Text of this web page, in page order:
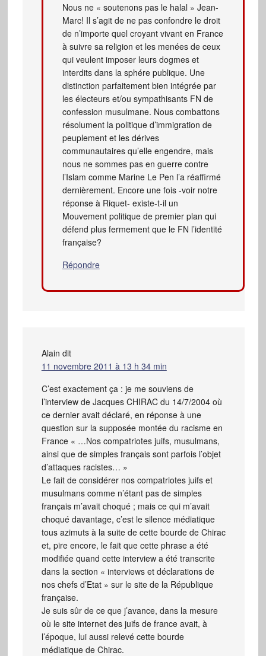
Nous ne « soutenons pas le halal » Jean-
Marc! Il s’agit de ne pas confondre le droit
de n’importe quel croyant vivant en France
à suivre sa religion et les menées de ceux
qui veulent imposer leurs dogmes et
interdits dans la sphére publique. Une
distinction parfaitement bien intégrée par
les électeurs et/ou sympathisants FN de
confession musulmane. Nous combattons
résolument la politique d’immigration de
peuplement et les dérives
communautaires qu’elle engendre, mais
nous ne sommes pas en guerre contre
l’Islam comme Marine Le Pen l’a réaffirmé
dernièrement. Encore une fois -voir notre
réponse à Riquet- existe-t-il un
Mouvement politique de premier plan qui
défend plus fermement que le FN l’identité
française?
Répondre
Alain dit
11 novembre 2011 à 13 h 34 min
C’est exactement ça : je me souviens de
l’interview de Jacques CHIRAC du 14/7/2004 où
ce dernier avait déclaré, en réponse à une
question sur la supposée montée du racisme en
France « …Nos compatriotes juifs, musulmans,
ainsi que de simples français sont parfois l’objet
d’attaques racistes… »
Le fait de considérer nos compatriotes juifs et
musulmans comme n’étant pas de simples
français m’avait choqué ; mais ce qui m’avait
choqué davantage, c’est le silence médiatique
tous azimuts à la suite de cette bourde de Chirac
et, pire encore, le fait que cette phrase a été
modifiée quand cette interview a été transcrite
dans la section « interviews et déclarations de
nos chefs d’Etat » sur le site de la République
française.
Je suis sûr de ce que j’avance, dans la mesure
où le site internet des juifs de france avait, à
l’époque, lui aussi relevé cette bourde
médiatique de Chirac.